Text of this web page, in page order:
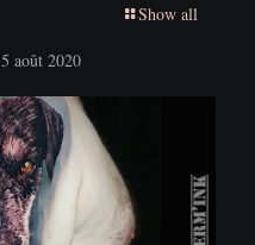
Show all
5 août 2020